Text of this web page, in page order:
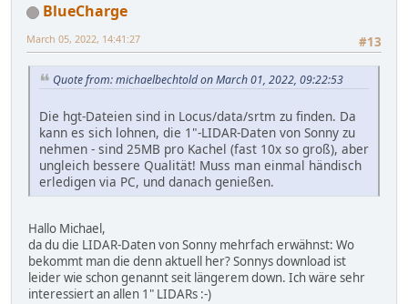
BlueCharge
#13
March 05, 2022, 14:41:27
Quote from: michaelbechtold on March 01, 2022, 09:22:53
Die hgt-Dateien sind in Locus/data/srtm zu finden. Da
kann es sich lohnen, die 1"-LIDAR-Daten von Sonny zu
nehmen - sind 25MB pro Kachel (fast 10x so groß), aber
ungleich bessere Qualität! Muss man einmal händisch
erledigen via PC, und danach genießen.
Hallo Michael,
da du die LIDAR-Daten von Sonny mehrfach erwähnst: Wo
bekommt man die denn aktuell her? Sonnys download ist
leider wie schon genannt seit längerem down. Ich wäre sehr
interessiert an allen 1" LIDARs :-)